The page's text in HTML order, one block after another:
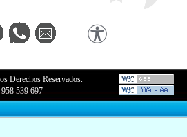
Derechos Reservados.
|958 539 697